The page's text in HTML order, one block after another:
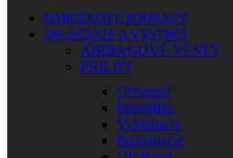
DARČEKOVÉ POUKAZY
OBLEČENIE A VÝSTROJ
AIRBAGOVÉ VESTY
PRILBY
Otvorené
Integrálne
Vyklápacie
Preklápacie